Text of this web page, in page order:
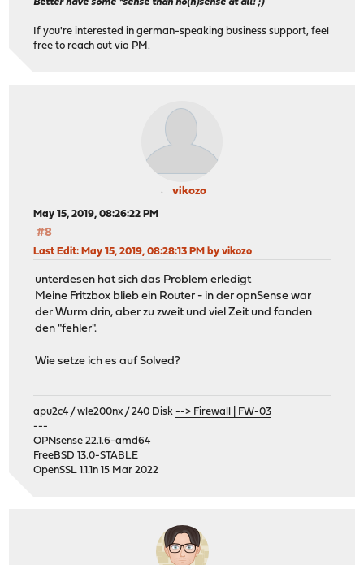
Better have some *sense than no(n)sense at all! ;)
If you're interested in german-speaking business support, feel
free to reach out via PM.
vikozo
May 15, 2019, 08:26:22 PM
#8
Last Edit: May 15, 2019, 08:28:13 PM by vikozo
unterdesen hat sich das Problem erledigt
Meine Fritzbox blieb ein Router - in der opnSense war
der Wurm drin, aber zu zweit und viel Zeit und fanden
den "fehler".
Wie setze ich es auf Solved?
apu2c4 / wle200nx / 240 Disk--> Firewall | FW-03
---
OPNsense 22.1.6-amd64
FreeBSD 13.0-STABLE
OpenSSL 1.1.1n 15 Mar 2022